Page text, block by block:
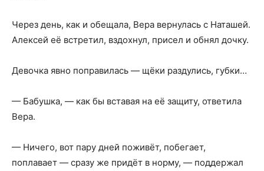
Через день, как и обещала, Вера вернулась с Наташей.
Алексей её встретил, вздохнул, присел и обнял дочку.
Девочка явно поправилась — щёки раздулись, губки…
— Бабушка, — как бы вставая на её защиту, ответила
Вера.
— Ничего, вот пару дней поживёт, побегает,
поплавает — сразу же придёт в норму, — поддержал